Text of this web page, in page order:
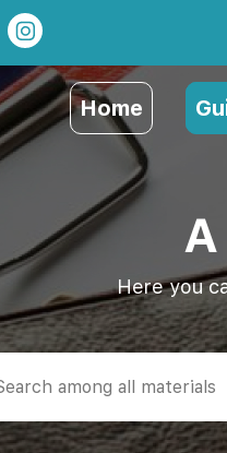
Home
Here you